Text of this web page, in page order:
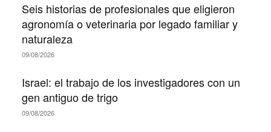
Seis historias de profesionales que eligieron
agronomía o veterinaria por legado familiar y
naturaleza
09/08/2026
Israel: el trabajo de los investigadores con un
gen antiguo de trigo
09/08/2026